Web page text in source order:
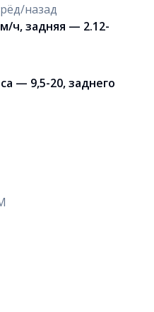
назад
ч, задняя — 2.12-
— 9,5-20, заднего